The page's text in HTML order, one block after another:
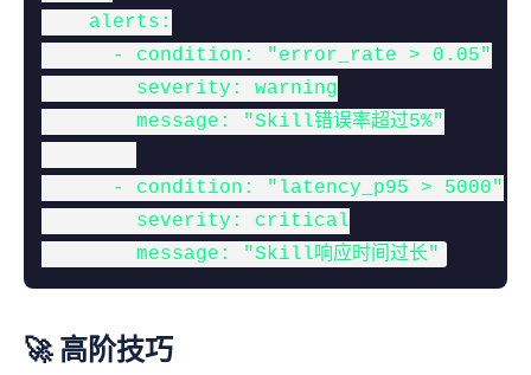
    alerts:
      - condition: "error_rate > 0.05"
        severity: warning
        message: "Skill错误率超过5%"
      - condition: "latency_p95 > 5000"
        severity: critical
        message: "Skill响应时间过长"
🚀 高阶技巧